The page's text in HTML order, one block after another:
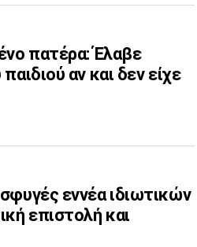
πατέρα: Έλαβε
αν και δεν είχε
εννέα ιδιωτικών
επιστολή και